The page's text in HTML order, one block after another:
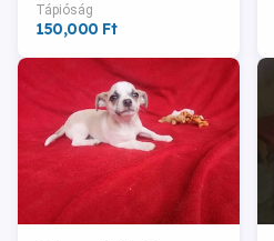
Tápióság
150,000 Ft